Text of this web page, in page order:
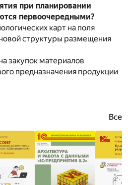
при планировании
первоочередными?
карт на поля
структуры размещения
закупок материалов
предназначения продукции
Все